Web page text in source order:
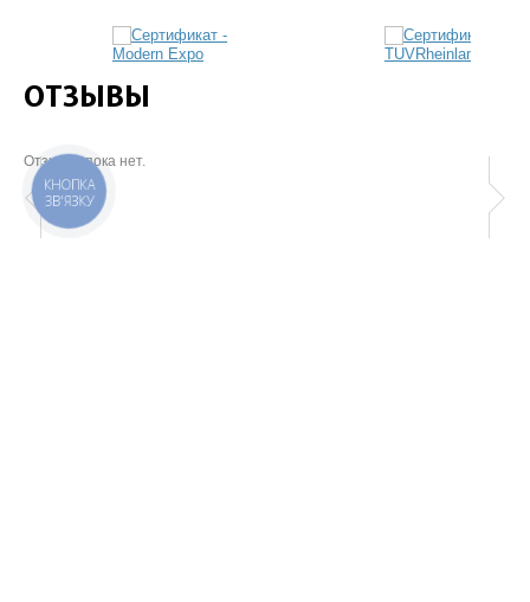
ОТЗЫВЫ
Отзывов пока нет.
КНОПКА
ЗВ'ЯЗКУ